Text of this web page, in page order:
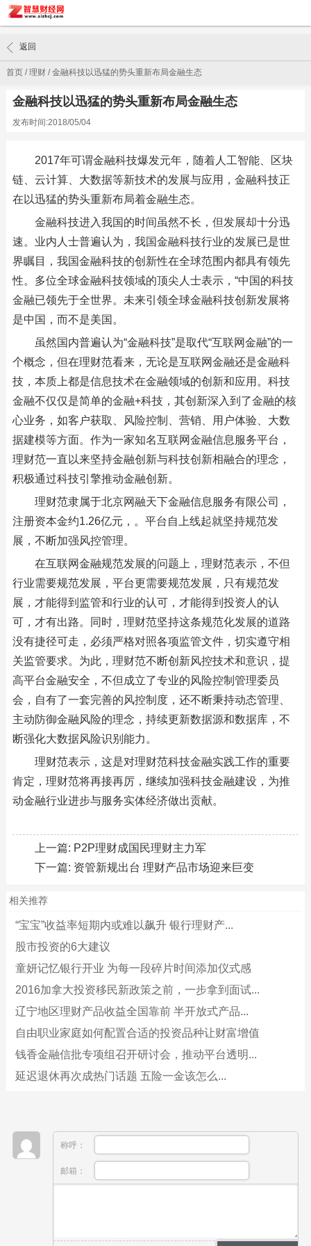
首页/理财/金融科技以迅猛的势头重新布局金融生态
返回
金融科技以迅猛的势头重新布局金融生态
发布时间:2018/05/04
2017年可谓金融科技爆发元年，随着人工智能、区块
链、云计算、大数据等新技术的发展与应用，金融科技正
在以迅猛的势头重新布局着金融生态。
金融科技进入我国的时间虽然不长，但发展却十分迅
速。业内人士普遍认为，我国金融科技行业的发展已是世
界瞩目，我国金融科技的创新性在全球范围内都具有领先
性。多位全球金融科技领域的顶尖人士表示，“中国的科技
金融已领先于全世界。未来引领全球金融科技创新发展将
是中国，而不是美国。
虽然国内普遍认为“金融科技”是取代“互联网金融”的一
个概念，但在理财范看来，无论是互联网金融还是金融科
技，本质上都是信息技术在金融领域的创新和应用。科技
金融不仅仅是简单的金融+科技，其创新深入到了金融的核
心业务，如客户获取、风险控制、营销、用户体验、大数
据建模等方面。作为一家知名互联网金融信息服务平台，
理财范一直以来坚持金融创新与科技创新相融合的理念，
积极通过科技引擎推动金融创新。
理财范隶属于北京网融天下金融信息服务有限公司，
注册资本金约1.26亿元，。平台自上线起就坚持规范发
展，不断加强风控管理。
在互联网金融规范发展的问题上，理财范表示，不但
行业需要规范发展，平台更需要规范发展，只有规范发
展，才能得到监管和行业的认可，才能得到投资人的认
可，才有出路。同时，理财范坚持这条规范化发展的道路
没有捷径可走，必须严格对照各项监管文件，切实遵守相
关监管要求。为此，理财范不断创新风控技术和意识，提
高平台金融安全，不但成立了专业的风险控制管理委员
会，自有了一套完善的风控制度，还不断秉持动态管理、
主动防御金融风险的理念，持续更新数据源和数据库，不
断强化大数据风险识别能力。
理财范表示，这是对理财范科技金融实践工作的重要
肯定，理财范将再接再厉，继续加强科技金融建设，为推
动金融行业进步与服务实体经济做出贡献。
上一篇: P2P理财成国民理财主力军
下一篇: 资管新规出台 理财产品市场迎来巨变
相关推荐
“宝宝”收益率短期内或难以飙升 银行理财产...
股市投资的6大建议
童妍记忆银行开业 为每一段碎片时间添加仪式感
2016加拿大投资移民新政策之前，一步拿到面试...
辽宁地区理财产品收益全国靠前 半开放式产品...
自由职业家庭如何配置合适的投资品种让财富增值
钱香金融信批专项组召开研讨会，推动平台透明...
延迟退休再次成热门话题 五险一金该怎么...
称呼：
邮箱：